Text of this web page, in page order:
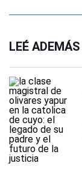
LEÉ ADEMÁS